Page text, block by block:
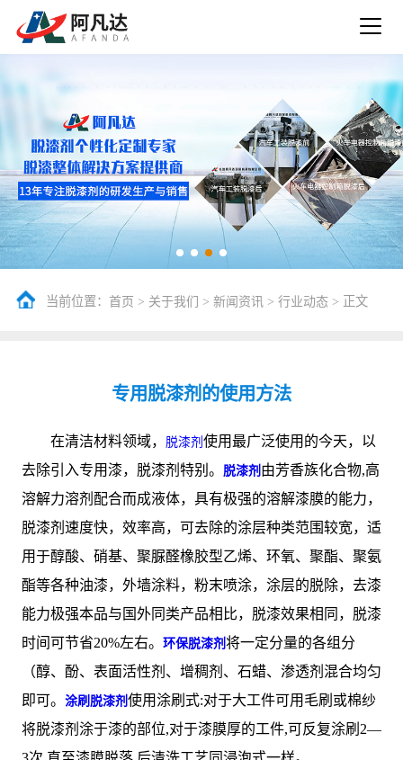
当前位置： 首页 > 关于我们 > 新闻资讯 > 行业动态> 正文
专用脱漆剂的使用方法
在清洁材料领域， 脱漆剂 使用最广泛使用的今天，以
去除引入专用漆，脱漆剂特别。
脱漆剂 由芳香族化合物,高
溶解力溶剂配合而成液体，具有极强的溶解漆膜的能力，
脱漆剂速度快，效率高，可去除的涂层种类范围较宽，适
用于醇酸、硝基、聚脲醛橡胶型乙烯、环氧、聚酯、聚氨
酯等各种油漆，外墙涂料，粉末喷涂，涂层的脱除，去漆
能力极强本品与国外同类产品相比，脱漆效果相同，脱漆
时间可节省20%左右。 环保脱漆剂 将一定分量的各组分
（醇、酚、表面活性剂、增稠剂、石蜡、渗透剂混合均匀
即可。 涂刷脱漆剂 使用涂刷式:对于大工件可用毛刷或棉纱
将脱漆剂涂于漆的部位,对于漆膜厚的工件,可反复涂刷2—